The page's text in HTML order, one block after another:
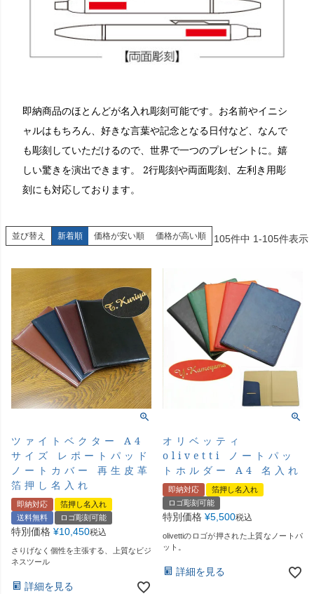
即納商品のほとんどが名入れ彫刻可能です。お名前やイニシ
ャルはもちろん、好きな言葉や記念となる日付など、なんで
も彫刻していただけるので、世界で一つのプレゼントに。嬉
しい驚きを演出できます。 2行彫刻や両面彫刻、左利き用彫
刻にも対応しております。
並び替え 新着順 価格が安い順 価格が高い順 105件中 1-105件表示
ツァイトベクター A4
サイズ レポートパッド
ノートカバー 再生皮革
箔押し名入れ
即納対応
箔押し名入れ
送料無料
ロゴ彫刻可能
特別価格 ¥10,450税込
さりげなく個性を主張する、上質なビジ
ネスツール
詳細を見る
オリベッティ
olivetti ノートパッ
トホルダー A4 名入れ
即納対応
箔押し名入れ
ロゴ彫刻可能
特別価格 ¥5,500税込
olivettiのロゴが押された上質なノートパ
ット。
詳細を見る